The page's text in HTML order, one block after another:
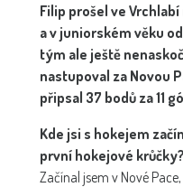
Filip prošel ve
a v juniorském věku
tým ale ještě
nastupoval za Novou
připsal 37 bodů za 11
Kde jsi s hokejem
první hokejové krůčky?
Začínal jsem v Nové